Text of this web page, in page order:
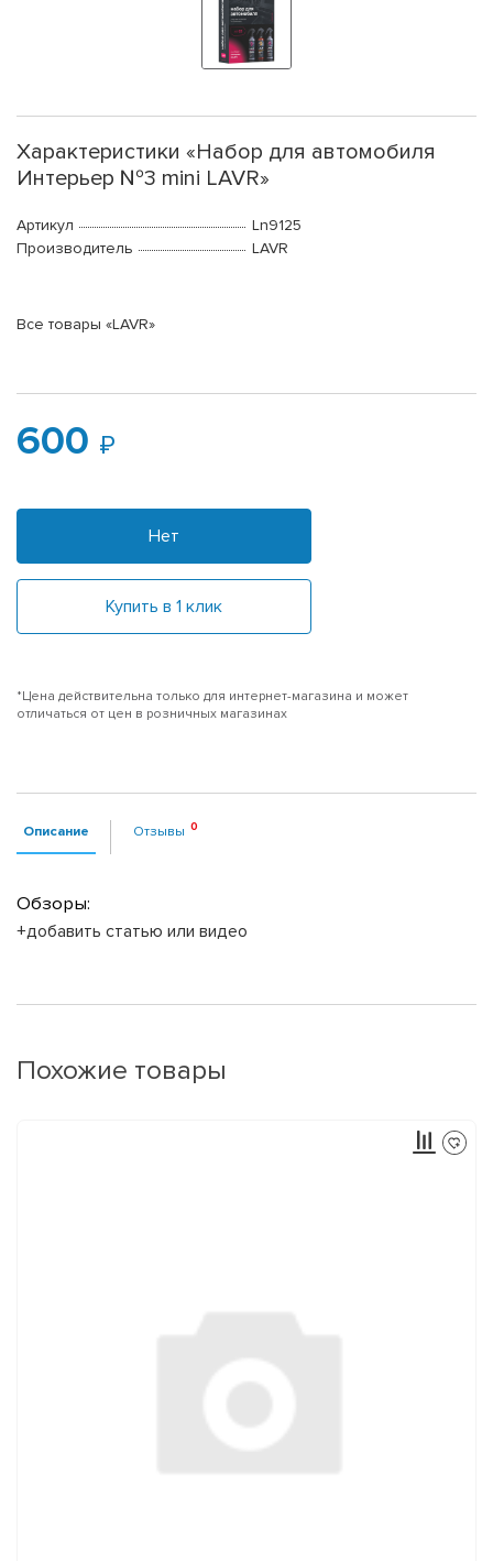
Характеристики «Набор для автомобиля
Интерьер №3 mini LAVR»
Артикул
Ln9125
Производитель
LAVR
Все товары «LAVR»
600
Нет
Купить в 1 клик
*Цена действительна только для интернет-магазина и может
отличаться от цен в розничных магазинах
Описание Отзывы
Обзоры:
+добавить статью или видео
Похожие товары